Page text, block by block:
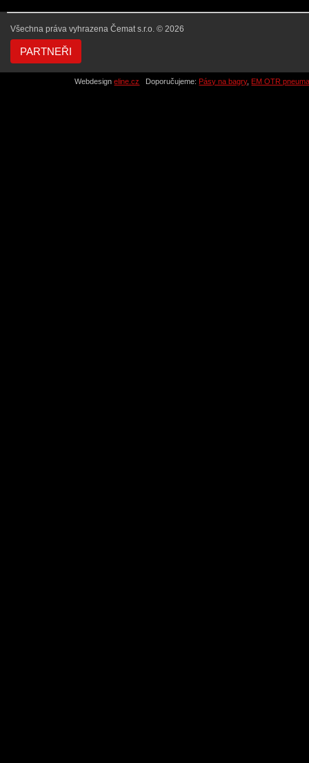
PARTNEŘI
Všechna práva vyhrazena Čemat s.r.o. © 2026
Webdesigneline.cz Doporučujeme: Pásy na bagry, EM OTR